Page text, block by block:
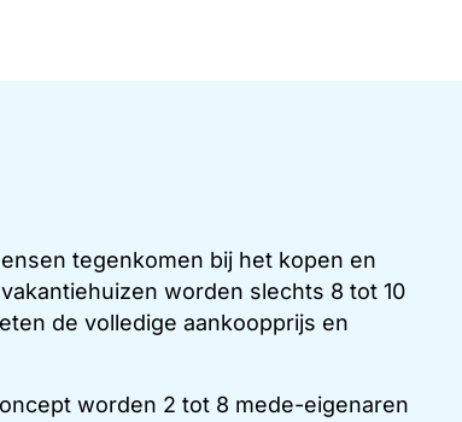
tegenkomen bij het kopen en
worden slechts 8 tot 10
de volledige aankoopprijs en
worden 2 tot 8 mede-eigenaren